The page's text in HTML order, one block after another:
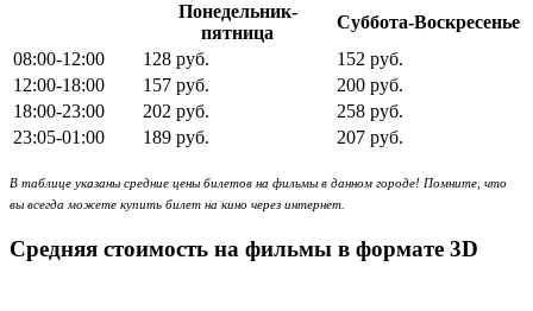
Понедельник-
пятница
Суббота-Воскресенье
08:00-12:00
128 руб.
152 руб.
12:00-18:00
157 руб.
200 руб.
18:00-23:00
202 руб.
258 руб.
23:05-01:00
189 руб. 207 руб.
В таблице указаны средние цены билетов на фильмы в данном городе! Помните, что
вы всегда можете купить билет на кино через интернет.
Средняя стоимость на фильмы в формате 3D